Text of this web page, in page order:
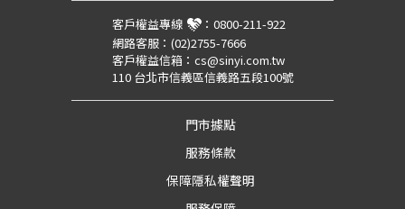
客戶權益專線 ： 0800-211-922
網路客服： (02)2755-7666
客戶權益信箱： cs@sinyi.com.tw
110 台北市信義區信義路五段100號
門市據點
服務條款
保障隱私權聲明